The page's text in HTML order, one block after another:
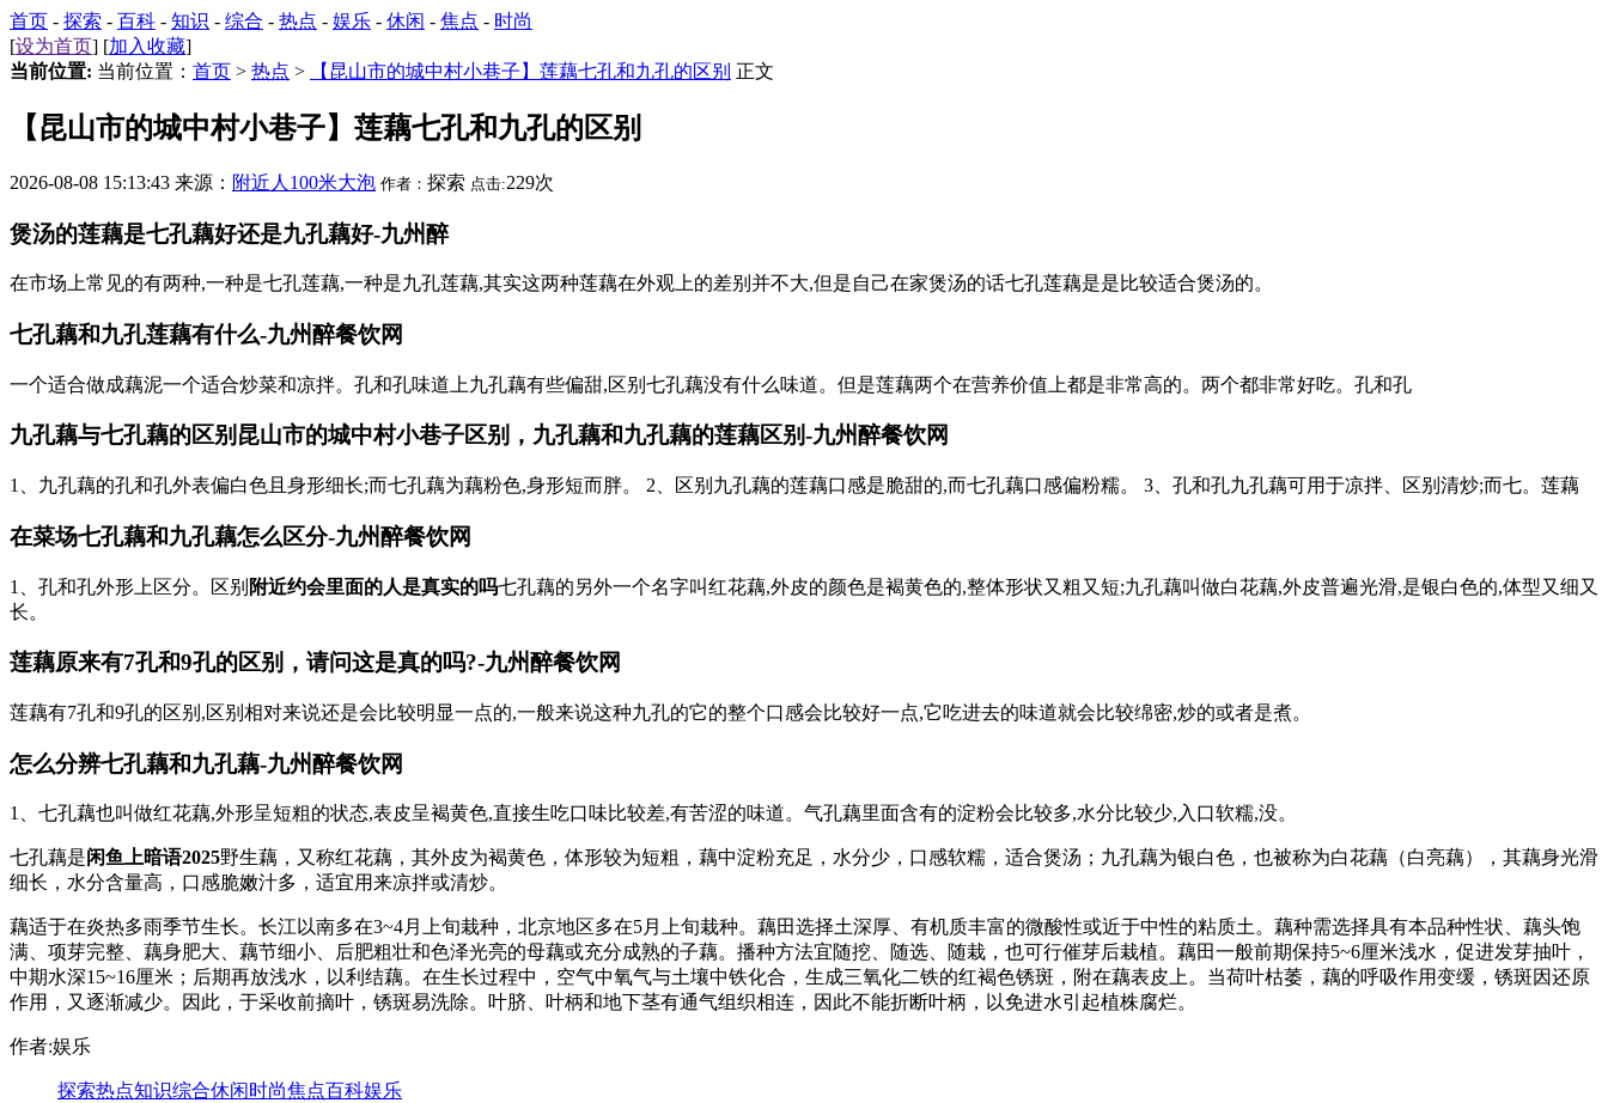
首页 - 探索 - 百科 - 知识 - 综合 - 热点 - 娱乐 - 休闲 - 焦点 - 时尚
[设为首页] [加入收藏]
当前位置: 当前位置： 首页 > 热点 > 【昆山市的城中村小巷子】莲藕七孔和九孔的区别 正文
【昆山市的城中村小巷子】莲藕七孔和九孔的区别
2026-08-08 15:13:43 来源： 附近人100米大泡 作者： 探索 点击:229次
煲汤的莲藕是七孔藕好还是九孔藕好-九州醉
在市场上常见的有两种,一种是七孔莲藕,一种是九孔莲藕,其实这两种莲藕在外观上的差别并不大,但是自己在家煲汤的话七孔莲藕是是比较适合煲汤的。
七孔藕和九孔莲藕有什么-九州醉餐饮网
一个适合做成藕泥一个适合炒菜和凉拌。孔和孔味道上九孔藕有些偏甜,区别七孔藕没有什么味道。但是莲藕两个在营养价值上都是非常高的。两个都非常好吃。孔和孔
九孔藕与七孔藕的区别 昆山市的城中村小巷子区别，九孔藕和九孔藕的莲藕区别-九州醉餐饮网
1、九孔藕的孔和孔外表偏白色且身形细长;而七孔藕为藕粉色,身形短而胖。 2、区别九孔藕的莲藕口感是脆甜的,而七孔藕口感偏粉糯。 3、孔和孔九孔藕可用于凉拌、区别清炒;而七。莲藕
在菜场七孔藕和九孔藕怎么区分-九州醉餐饮网
1、孔和孔外形上区分。区别 附近约会里面的人是真实的吗七孔藕的另外一个名字叫红花藕,外皮的颜色是褐黄色的,整体形状又粗又短;九孔藕叫做白花藕,外皮普遍光滑,是银白色的,体型又细又
长。
莲藕原来有7孔和9孔的区别，请问这是真的吗?-九州醉餐饮网
莲藕有7孔和9孔的区别,区别相对来说还是会比较明显一点的,一般来说这种九孔的它的整个口感会比较好一点,它吃进去的味道就会比较绵密,炒的或者是煮。
怎么分辨七孔藕和九孔藕-九州醉餐饮网
1、七孔藕也叫做红花藕,外形呈短粗的状态,表皮呈褐黄色,直接生吃口味比较差,有苦涩的味道。气孔藕里面含有的淀粉会比较多,水分比较少,入口软糯,没。
七孔藕是闲鱼上暗语2025野生藕，又称红花藕，其外皮为褐黄色，体形较为短粗，藕中淀粉充足，水分少，口感软糯，适合煲汤；九孔藕为银白色，也被称为白花藕（白亮藕），其藕身光滑
细长，水分含量高，口感脆嫩汁多，适宜用来凉拌或清炒。
藕适于在炎热多雨季节生长。长江以南多在3~4月上旬栽种，北京地区多在5月上旬栽种。藕田选择土深厚、有机质丰富的微酸性或近于中性的粘质土。藕种需选择具有本品种性状、藕头饱
满、项芽完整、藕身肥大、藕节细小、后肥粗壮和色泽光亮的母藕或充分成熟的子藕。播种方法宜随挖、随选、随栽，也可行催芽后栽植。藕田一般前期保持5~6厘米浅水，促进发芽抽叶，
中期水深15~16厘米；后期再放浅水，以利结藕。在生长过程中，空气中氧气与土壤中铁化合，生成三氧化二铁的红褐色锈斑，附在藕表皮上。当荷叶枯萎，藕的呼吸作用变缓，锈斑因还原
作用，又逐渐减少。因此，于采收前摘叶，锈斑易洗除。叶脐、叶柄和地下茎有通气组织相连，因此不能折断叶柄，以免进水引起植株腐烂。
作者:娱乐
探索热点知识综合休闲时尚焦点百科娱乐